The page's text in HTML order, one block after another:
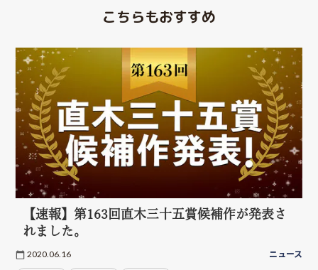
こちらもおすすめ
【速報】第163回直木三十五賞候補作が発表さ
れました。
2020.06.16 ニュース